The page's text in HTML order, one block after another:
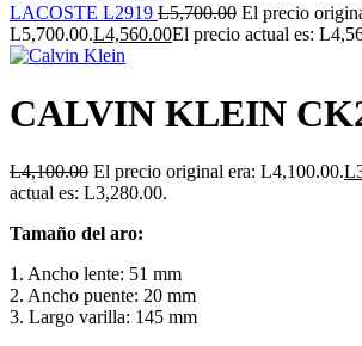
LACOSTE L2919 L5,700.00 El precio
L5,700.00.L4,560.00El precio actual es:
CALVIN KLEIN
L4,100.00 El precio original era: L4,100.00.L
actual es: L3,280.00.
Tamaño del aro:
1. Ancho lente: 51 mm
2. Ancho puente: 20 mm
3. Largo varilla: 145 mm